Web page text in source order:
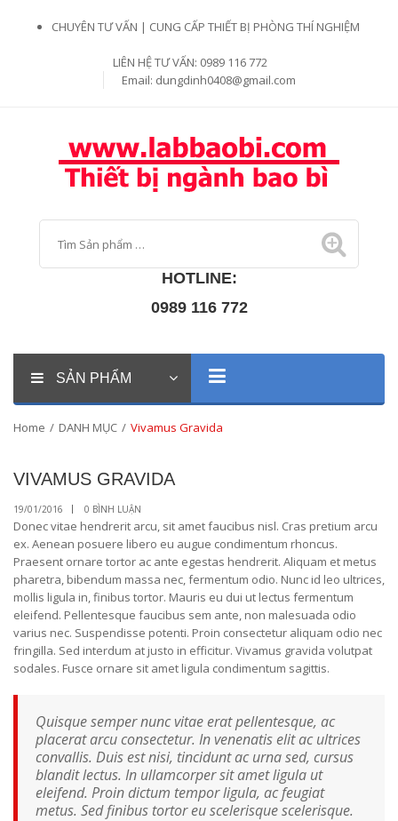
CHUYÊN TƯ VẤN | CUNG CẤP THIẾT BỊ PHÒNG THÍ NGHIỆM
LIÊN HỆ TƯ VẤN: 0989 116 772
Email: dungdinh0408@gmail.com
HOTLINE:
0989 116 772
SẢN PHẨM
Home / DANH MỤC / Vivamus Gravida
TH1
19
VIVAMUS GRAVIDA
19/01/2016 0 BÌNH LUẬN
Donec vitae hendrerit arcu, sit amet faucibus nisl. Cras pretium arcu
ex. Aenean posuere libero eu augue condimentum rhoncus.
Praesent ornare tortor ac ante egestas hendrerit. Aliquam et metus
pharetra, bibendum massa nec, fermentum odio. Nunc id leo ultrices,
mollis ligula in, finibus tortor. Mauris eu dui ut lectus fermentum
eleifend. Pellentesque faucibus sem ante, non malesuada odio
varius nec. Suspendisse potenti. Proin consectetur aliquam odio nec
fringilla. Sed interdum at justo in efficitur. Vivamus gravida volutpat
sodales. Fusce ornare sit amet ligula condimentum sagittis.
Quisque semper nunc vitae erat pellentesque, ac
placerat arcu consectetur. In venenatis elit ac ultrices
convallis. Duis est nisi, tincidunt ac urna sed, cursus
blandit lectus. In ullamcorper sit amet ligula ut
eleifend. Proin dictum tempor ligula, ac feugiat
metus. Sed finibus tortor eu scelerisque scelerisque.